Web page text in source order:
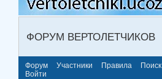
ФОРУМ ВЕРТОЛЕТЧИКОВ
Форум Участники Правила Поиск
Войти